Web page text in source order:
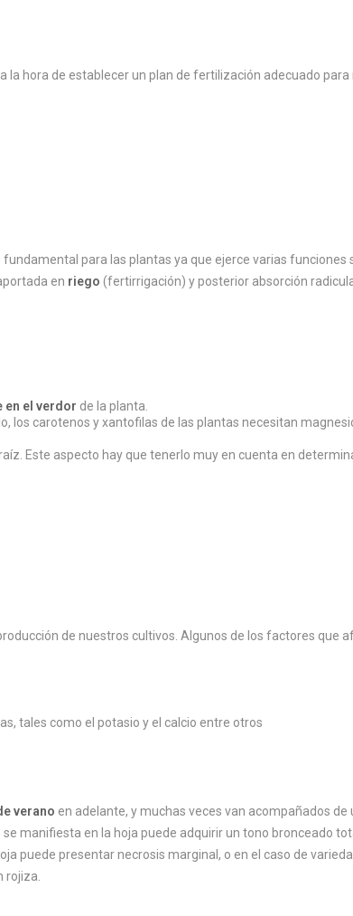
la hora de establecer un plan de fertilización adecuado para
para las plantas ya que ejerce varias funciones
en riego (fertirrigación) y posterior absorción
en el verdor de la planta.
los carotenos y xantofilas de las plantas necesitan
Este aspecto hay que tenerlo muy en cuenta en
de nuestros cultivos. Algunos de los factores que
tales como el potasio y el calcio entre otros
verano en adelante, y muchas veces van acompañados de
manifiesta en la hoja puede adquirir un tono bronceado
puede presentar necrosis marginal, o en el caso de
rojiza.